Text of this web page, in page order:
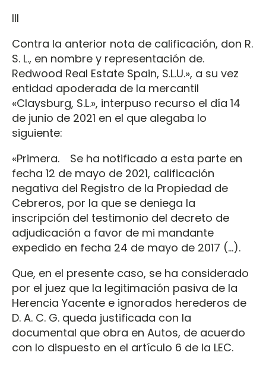
III
Contra la anterior nota de calificación, don R.
S. L., en nombre y representación de.
Redwood Real Estate Spain, S.L.U.», a su vez
entidad apoderada de la mercantil
«Claysburg, S.L.», interpuso recurso el día 14
de junio de 2021 en el que alegaba lo
siguiente:
«Primera. Se ha notificado a esta parte en
fecha 12 de mayo de 2021, calificación
negativa del Registro de la Propiedad de
Cebreros, por la que se deniega la
inscripción del testimonio del decreto de
adjudicación a favor de mi mandante
expedido en fecha 24 de mayo de 2017 (…).
Que, en el presente caso, se ha considerado
por el juez que la legitimación pasiva de la
Herencia Yacente e ignorados herederos de
D. A. C. G. queda justificada con la
documental que obra en Autos, de acuerdo
con lo dispuesto en el artículo 6 de la LEC.